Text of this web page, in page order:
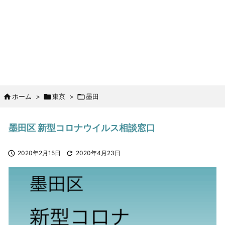
 ホーム > 東京 > 墨田
墨田区 新型コロナウイルス相談窓口
 2020年2月15日  2020年4月23日